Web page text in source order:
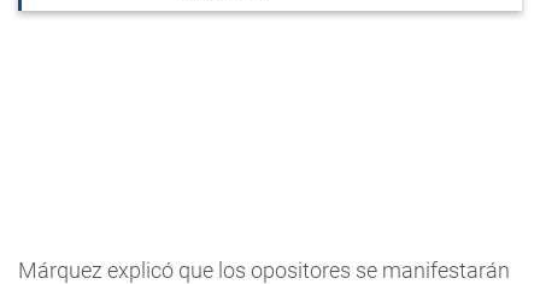
Márquez explicó que los opositores se manifestarán